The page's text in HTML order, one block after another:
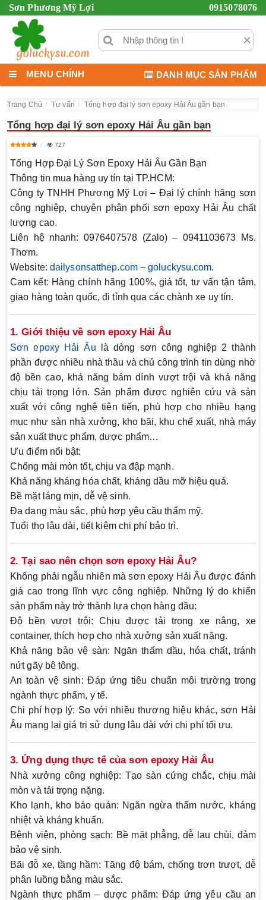
Sơn Phương Mỹ Lợi 0915078076
×
MENU CHÍNH DANH MỤC SẢN PHẨM
Trang Chủ Tư vấn Tổng hợp đại lý sơn epoxy Hải Âu gần bạn
Tổng hợp đại lý sơn epoxy Hải Âu gần bạn
727
Tổng Hợp Đại Lý Sơn Epoxy Hải Âu Gần Bạn
Thông tin mua hàng uy tín tại TP.HCM:
Công ty TNHH Phương Mỹ Lợi – Đại lý chính hãng sơn
công nghiệp, chuyên phân phốisơn epoxy Hải Âu chất
lượng cao.
Liên hệ nhanh: 0976407578 (Zalo) – 0941103673 Ms.
Thơm.
Website: dailysonsatthep.com–goluckysu.com.
Cam kết: Hàng chính hãng 100%, giá tốt, tư vấn tận tâm,
giao hàng toàn quốc, đi tỉnh qua các chành xe uy tín.
1. Giới thiệu về sơn epoxy Hải Âu
Sơn epoxy Hải Âu là dòng sơn công nghiệp 2 thành
phần được nhiều nhà thầu và chủ công trình tin dùng nhờ
độ bền cao, khả năng bám dính vượt trội và khả năng
chịu tải trọng lớn. Sản phẩm được nghiên cứu và sản
xuất với công nghệ tiên tiến, phù hợp cho nhiều hạng
mục như sàn nhà xưởng, kho bãi, khu chế xuất, nhà máy
sản xuất thực phẩm, dược phẩm…
Ưu điểm nổi bật:
Chống mài mòn tốt, chịu va đập mạnh.
Khả năng kháng hóa chất, kháng dầu mỡ hiệu quả.
Bề mặt láng mịn, dễ vệ sinh.
Đa dạng màu sắc, phù hợp yêu cầu thẩm mỹ.
Tuổi thọ lâu dài, tiết kiệm chi phí bảo trì.
2. Tại sao nên chọn sơn epoxy Hải Âu?
Không phải ngẫu nhiên mà sơn epoxy Hải Âu được đánh
giá cao trong lĩnh vực công nghiệp. Những lý do khiến
sản phẩm này trở thành lựa chọn hàng đầu:
Độ bền vượt trội: Chịu được tải trọng xe nâng, xe
container, thích hợp cho nhà xưởng sản xuất nặng.
Khả năng bảo vệ sàn: Ngăn thấm dầu, hóa chất, tránh
nứt gãy bê tông.
An toàn vệ sinh: Đáp ứng tiêu chuẩn môi trường trong
ngành thực phẩm, y tế.
Chi phí hợp lý: So với nhiều thương hiệu khác, sơn Hải
Âu mang lại giá trị sử dụng lâu dài với chi phí tối ưu.
3. Ứng dụng thực tế của sơn epoxy Hải Âu
Nhà xưởng công nghiệp: Tạo sàn cứng chắc, chịu mài
mòn và tải trọng nặng.
Kho lạnh, kho bảo quản: Ngăn ngừa thấm nước, kháng
nhiệt và kháng khuẩn.
Bệnh viện, phòng sạch: Bề mặt phẳng, dễ lau chùi, đảm
bảo vệ sinh.
Bãi đỗ xe, tầng hầm: Tăng độ bám, chống trơn trượt, dễ
phân luồng bằng màu sắc.
Ngành thực phẩm – dược phẩm: Đáp ứng yêu cầu an